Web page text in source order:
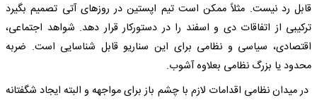
قابل رد نیست. مثلاً ممکن است تیم اپستین در روزهای آتی تصمیم بگیرد
ترکیبی از اتفاقات دی و اسفند را در دستورکار قرار دهد. شواهد اجتماعی،
اقتصادی، سیاسی و نظامی برای این سناریو قابل شناسایی است. ضربه
محدود یا بزرگ نظامی بعلاوه آشوب.
در میدان نظامی اقدامات لازم با چشم باز برای مواجهه و البته ایجاد شگفتانه